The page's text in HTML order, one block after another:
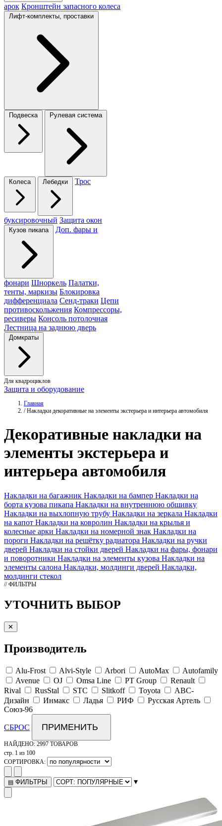
арок Кронштейн запасного колеса
Лифт-комплекты, проставки
Подвеска Рулевая система
Колеса Лебедки Трос
буксировочный Защита окон
Кузов пикапа Доп. фары и
фонари Шноркель Палатки,
тенты, маркизы Блокировка
дифференциала Сенд-траки Цепи
противоскольжения Компрессоры,
ресиверы Консоль потолочная
Лестница на заднюю дверь
Домкраты
Для квадроциклов
Защита и оборудование
Главная
/ Накладки декоративные на элементы экстерьера и интерьера автомобиля
Декоративные накладки на
элементы экстерьера и
интерьера автомобиля
Накладки на багажник Накладки на бампер Накладки на
борта кузова пикапа Накладки на внутреннюю обшивку
Накладки на выхлопную трубу Накладки на зеркала Накладки
на капот Накладки на ковролин Накладки на крылья и
колесные арки Накладки на номерной знак Накладки на
пороги Накладки на решётку радиатора Накладки на ручки
дверей Накладки на стойки дверей Накладки на фары, фонари
и поворотники Накладки на элементы кузова Накладки на
элементы салона Накладки, молдинги дверей Накладки,
молдинги стекол
// ФИЛЬТРЫ
УТОЧНИТЬ ВЫБОР
✕
Производитель
Alu-Frost Alvi-Style Arbori AutoMax
Autofamily
Avenue
OJ Omsa Line PT Group
Renault
Rival
RusStal STC Slitkoff Toyota
АВС-
Дизайн
Инмакс Ладья РИФ
Русская Артель
Союз-96
СБРОС ПРИМЕНИТЬ
НАЙДЕНО: 2997 ТОВАРОВ
стр. 1 из 100
СОРТИРОВКА:
▤ ФИЛЬТРЫ ▾